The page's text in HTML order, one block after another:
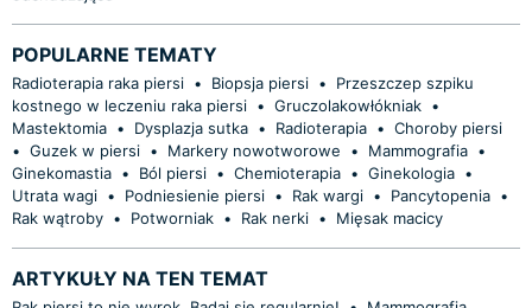
POPULARNE TEMATY
Radioterapia raka piersi • Biopsja piersi •
Przeszczep szpiku
kostnego w leczeniu raka piersi • Gruczolakowłókniak •
Mastektomia • Dysplazja sutka • Radioterapia • Choroby piersi
• Guzek w piersi • Markery nowotworowe • Mammografia •
Ginekomastia • Ból piersi • Chemioterapia • Ginekologia •
Utrata wagi • Podniesienie piersi • Rak wargi • Pancytopenia •
Rak wątroby • Potworniak • Rak nerki • Mięsak macicy
ARTYKUŁY NA TEN TEMAT